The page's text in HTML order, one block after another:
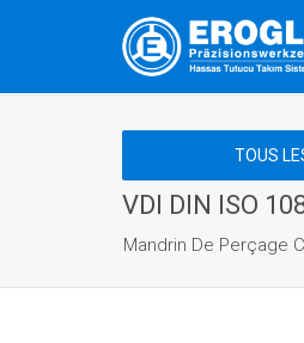
TOUS
VDI DIN ISO
Mandrin De Perçage